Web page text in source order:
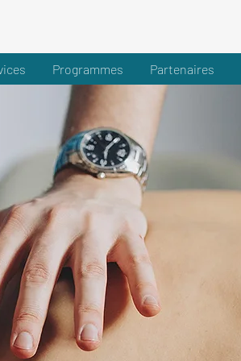
Programmes Partenaires